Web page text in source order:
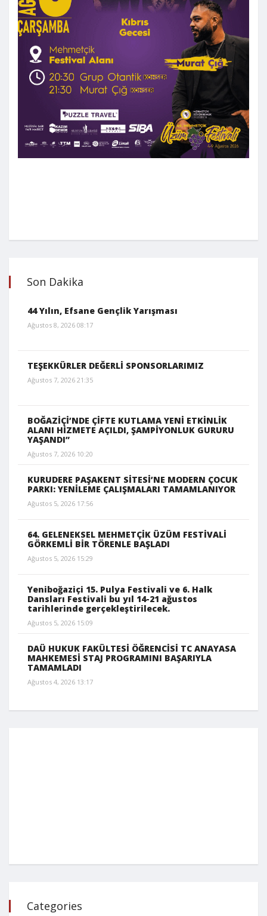
Son Dakika
44 Yılın, Efsane Gençlik Yarışması
Ağustos 8, 2026 08:17
TEŞEKKÜRLER DEĞERLİ SPONSORLARIMIZ
Ağustos 7, 2026 21:35
BOĞAZİÇİ’NDE ÇİFTE KUTLAMA YENİ ETKİNLİK
ALANI HİZMETE AÇILDI, ŞAMPİYONLUK GURURU
YAŞANDI”
Ağustos 7, 2026 10:20
KURUDERE PAŞAKENT SİTESİ’NE MODERN ÇOCUK
PARKI: YENİLEME ÇALIŞMALARI TAMAMLANIYOR
Ağustos 5, 2026 17:56
64. GELENEKSEL MEHMETÇİK ÜZÜM FESTİVALİ
GÖRKEMLİ BİR TÖRENLE BAŞLADI
Ağustos 5, 2026 15:29
Yeniboğaziçi 15. Pulya Festivali ve 6. Halk
Dansları Festivali bu yıl 14-21 ağustos
tarihlerinde gerçekleştirilecek.
Ağustos 5, 2026 15:09
DAÜ HUKUK FAKÜLTESİ ÖĞRENCİSİ TC ANAYASA
MAHKEMESİ STAJ PROGRAMINI BAŞARIYLA
TAMAMLADI
Ağustos 4, 2026 13:17
Categories